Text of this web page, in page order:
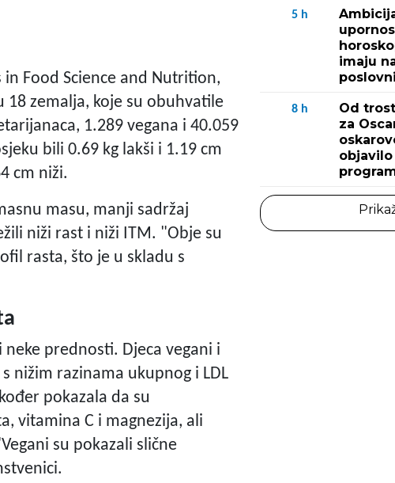
Food Science and Nutrition,
zemalja, koje su obuhvatile
1.289 vegana i 40.059
bili 0.69 kg lakši i 1.19 cm
cm niži.
masu, manji sadržaj
niži rast i niži ITM. "Obje su
rasta, što je u skladu s
prednosti. Djeca vegani i
nižim razinama ukupnog i LDL
pokazala da su
vitamina C i magnezija, ali
su pokazali slične
5 h
imaju
8 h
Od
za